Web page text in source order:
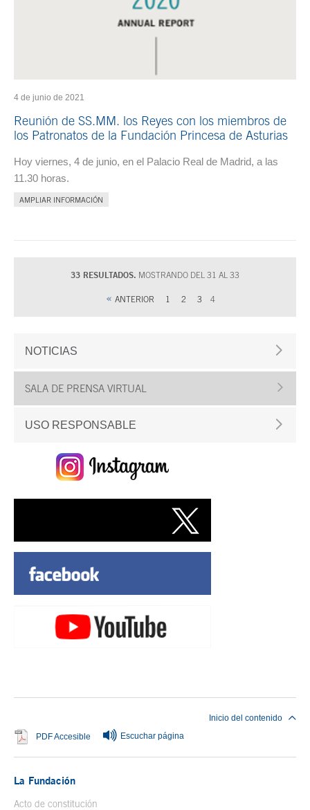
4 de junio de 2021
Reunión de SS.MM. los Reyes con los miembros de
los Patronatos de la Fundación Princesa de Asturias
Hoy viernes, 4 de junio, en el Palacio Real de Madrid, a las
11.30 horas.
AMPLIAR INFORMACIÓN
33 RESULTADOS. MOSTRANDO DEL 31 AL 33
ANTERIOR 1 2 3 4
NOTICIAS
SALA DE PRENSA VIRTUAL
USO RESPONSABLE
PDF Accesible Se abre en ventana nueva
Escuchar página
Inicio del contenido
La Fundación
Acto de constitución